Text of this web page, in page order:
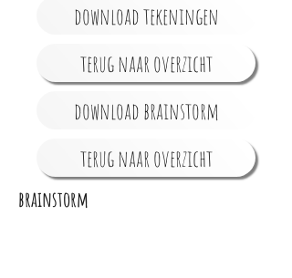
download tekeningen
terug naar overzicht
download brainstorm
terug naar overzicht
brainstorm